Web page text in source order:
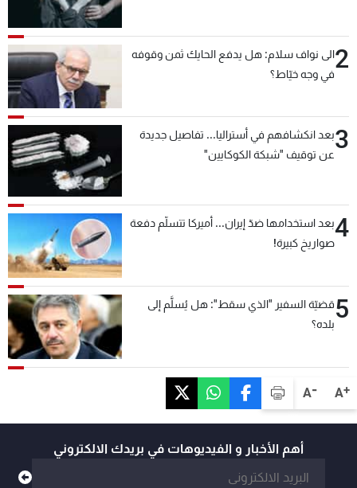
A+
A-
2الى نواف سلام: هل يدفع الحايك ثمن وقوفه
في وجه خيّاط؟
3بعد انكشافهم في أستراليا... تفاصيل جديدة
عن توقيف "شبكة الكوكايين"
4بعد استخدامها ضدّ إيران... أميركا تتسلّم دفعة
صواريخ كبيرة!
5قضيّة السفير "الذي سقط": هل يُسلَّم إلى
بلده؟
أهم الأخبار و الفيديوهات في بريدك الالكتروني